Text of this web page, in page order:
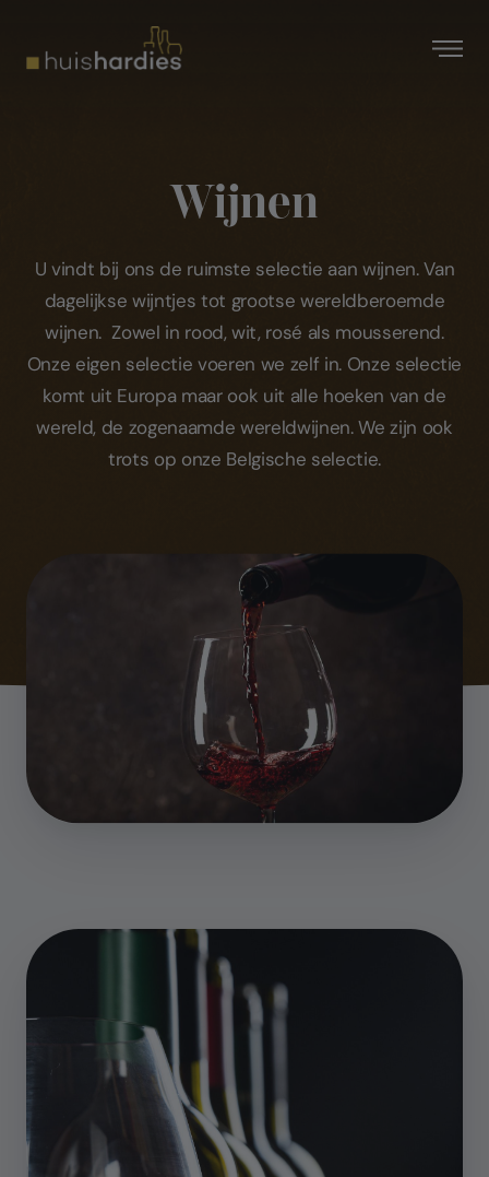
Wijnen
U vindt bij ons de ruimste selectie aan wijnen. Van
dagelijkse wijntjes tot grootse wereldberoemde
wijnen. Zowel in rood, wit, rosé als mousserend.
Onze eigen selectie voeren we zelf in. Onze selectie
komt uit Europa maar ook uit alle hoeken van de
wereld, de zogenaamde wereldwijnen. We zijn ook
trots op onze Belgische selectie.